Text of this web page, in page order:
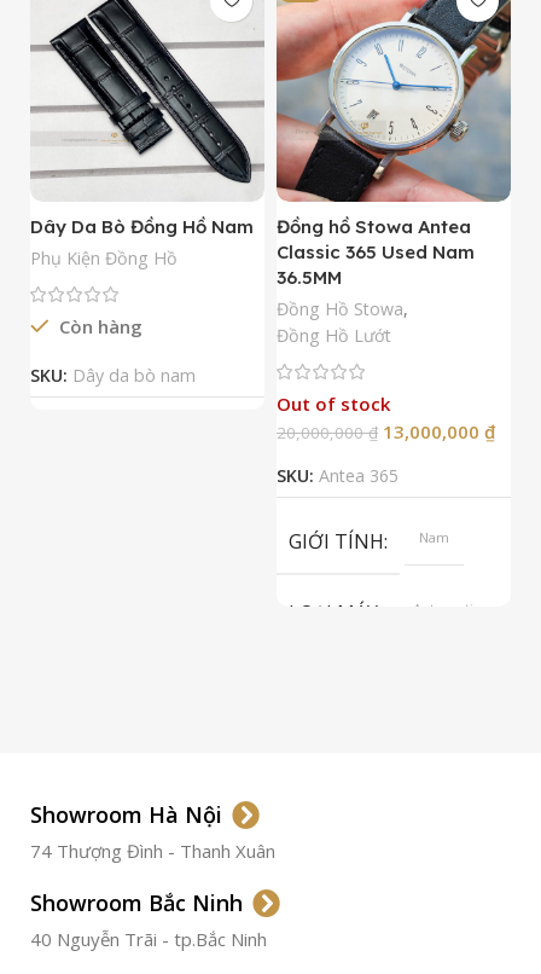
Dây Da Bò Đồng Hồ Nam
Phụ Kiện Đồng Hồ
Còn hàng
SKU: Dây da bò nam
Đồng hồ Stowa Antea
Classic 365 Used Nam
36.5MM
Đồng Hồ Stowa,
Đồng Hồ Lướt
Out of stock
20,000,000₫ 13,000,000 ₫
SKU: Antea 365
GIỚI TÍNH Nam
LOẠI MÁY
Automatic
Showroom Hà Nội
74 Thượng Đình - Thanh Xuân
Showroom Bắc Ninh
40 Nguyễn Trãi - tp.Bắc Ninh